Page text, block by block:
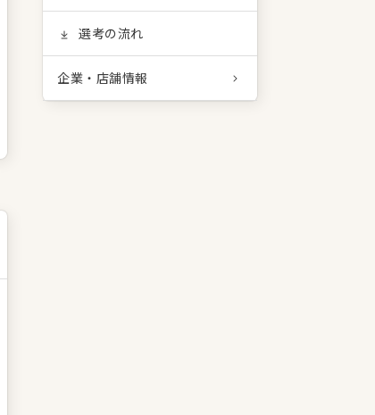
選考の流れ
企業・店舗情報